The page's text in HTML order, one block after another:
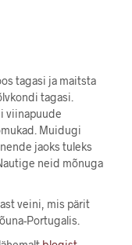
tagasi ja maitsta
tagasi.
viinapuude
Muidugi
jaoks tuleks
neid mõnuga
veini, mis pärit
Portugalis.